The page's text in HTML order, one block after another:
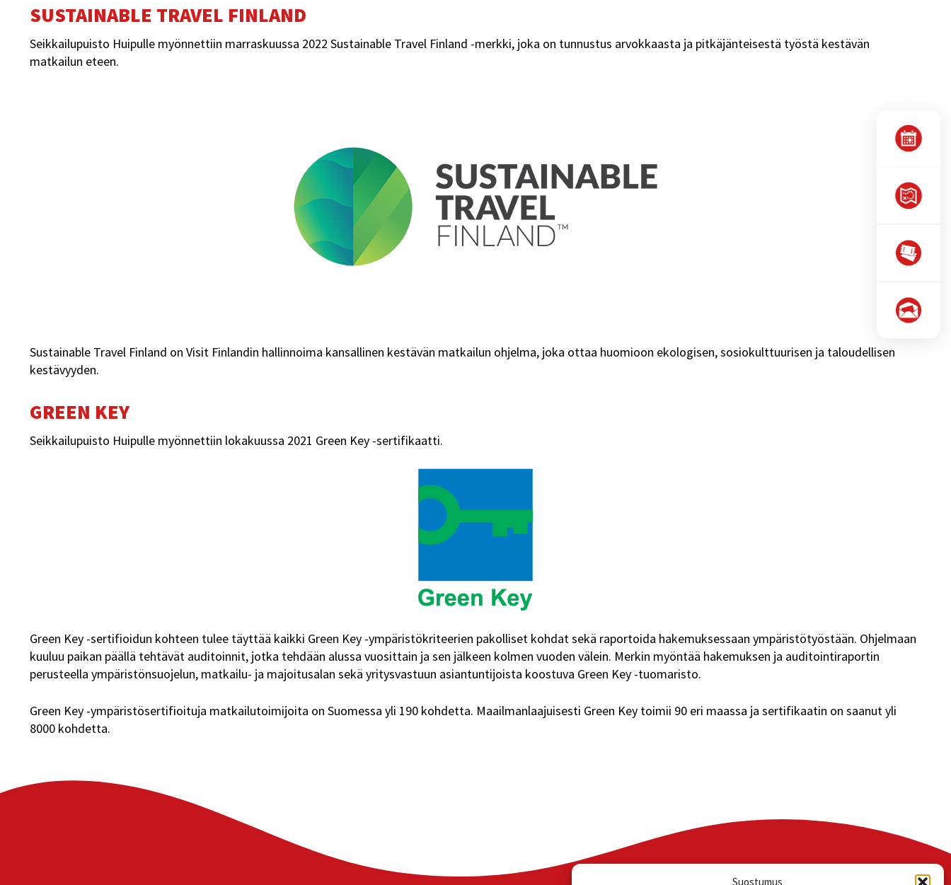
Suostumus
SUSTAINABLE TRAVEL FINLAND
Seikkailupuisto Huipulle myönnettiin marraskuussa 2022 Sustainable Travel Finland -merkki, joka on tunnustus arvokkaasta ja pitkäjänteisestä työstä kestävän
matkailun eteen.
Sustainable Travel Finland on Visit Finlandin hallinnoima kansallinen kestävän matkailun ohjelma, joka ottaa huomioon ekologisen, sosiokulttuurisen ja taloudellisen
kestävyyden.
GREEN KEY
Seikkailupuisto Huipulle myönnettiin lokakuussa 2021 Green Key -sertifikaatti.
Green Key -sertifioidun kohteen tulee täyttää kaikki Green Key -ympäristökriteerien pakolliset kohdat sekä raportoida hakemuksessaan ympäristötyöstään. Ohjelmaan
kuuluu paikan päällä tehtävät auditoinnit, jotka tehdään alussa vuosittain ja sen jälkeen kolmen vuoden välein. Merkin myöntää hakemuksen ja auditointiraportin
perusteella ympäristönsuojelun, matkailu- ja majoitusalan sekä yritysvastuun asiantuntijoista koostuva Green Key -tuomaristo.
Green Key -ympäristösertifioituja matkailutoimijoita on Suomessa yli 190 kohdetta. Maailmanlaajuisesti Green Key toimii 90 eri maassa ja sertifikaatin on saanut yli
8000 kohdetta.